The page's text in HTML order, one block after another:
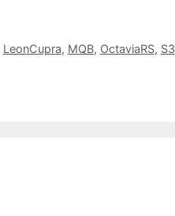
LeonCupra, MQB, OctaviaRS, S3